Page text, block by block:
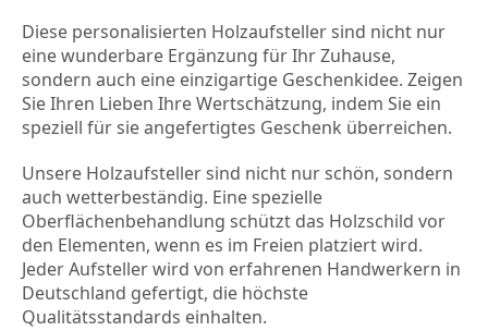
Diese personalisierten Holzaufsteller sind nicht nur
eine wunderbare Ergänzung für Ihr Zuhause,
sondern auch eine einzigartige Geschenkidee. Zeigen
Sie Ihren Lieben Ihre Wertschätzung, indem Sie ein
speziell für sie angefertigtes Geschenk überreichen.
Unsere Holzaufsteller sind nicht nur schön, sondern
auch wetterbeständig. Eine spezielle
Oberflächenbehandlung schützt das Holzschild vor
den Elementen, wenn es im Freien platziert wird.
Jeder Aufsteller wird von erfahrenen Handwerkern in
Deutschland gefertigt, die höchste
Qualitätsstandards einhalten.